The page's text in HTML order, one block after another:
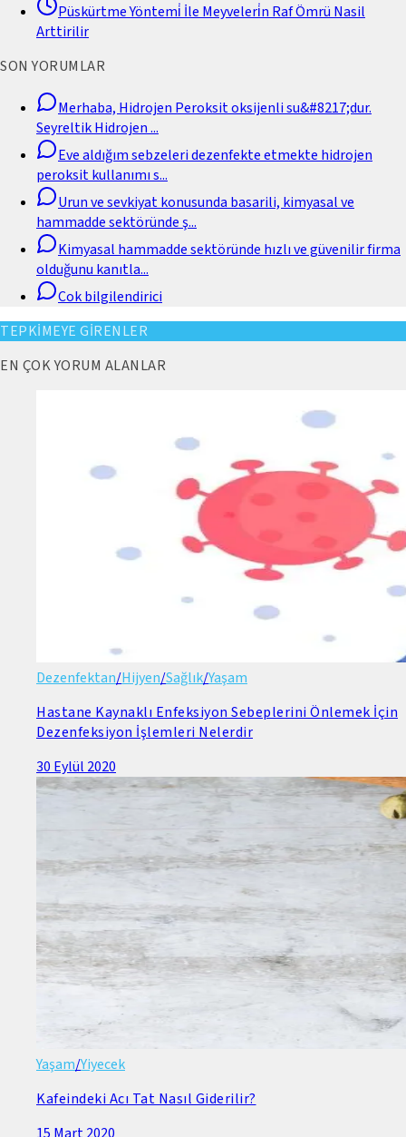
Püskürtme Yöntemi̇ İle Meyveleri̇n Raf Ömrü Nasil
Arttirilir
SON YORUMLAR
Merhaba, Hidrojen Peroksit oksijenli su&#8217;dur.
Seyreltik Hidrojen...
Eve aldığım sebzeleri dezenfekte etmekte hidrojen
peroksit kullanımı s...
Urun ve sevkiyat konusunda basarili, kimyasal ve
hammadde sektöründe ş...
Kimyasal hammadde sektöründe hızlı ve güvenilir firma
olduğunu kanıtla...
Cok bilgilendirici
TEPKİMEYE GİRENLER
EN ÇOK YORUM ALANLAR
Dezenfektan/Hijyen/Sağlık/Yaşam
Hastane Kaynaklı Enfeksiyon Sebeplerini Önlemek İçin
Dezenfeksiyon İşlemleri Nelerdir
30 Eylül 2020
Yaşam/Yiyecek
Kafeindeki Acı Tat Nasıl Giderilir?